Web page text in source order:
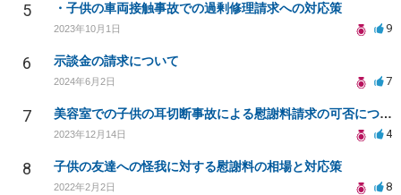
5 ・子供の車両接触事故での過剰修理請求への対応策
2023年10月1日 9
6 示談金の請求について
2024年6月2日 7
7 美容室での子供の耳切断事故による慰謝料請求の可否について
2023年12月14日 4
8 子供の友達への怪我に対する慰謝料の相場と対応策
2022年2月2日 8